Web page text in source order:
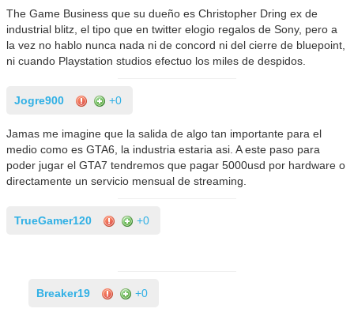
The Game Business que su dueño es Christopher Dring ex de
industrial blitz, el tipo que en twitter elogio regalos de Sony, pero a
la vez no hablo nunca nada ni de concord ni del cierre de bluepoint,
ni cuando Playstation studios efectuo los miles de despidos.
Jogre900 +0
Jamas me imagine que la salida de algo tan importante para el
medio como es GTA6, la industria estaria asi. A este paso para
poder jugar el GTA7 tendremos que pagar 5000usd por hardware o
directamente un servicio mensual de streaming.
TrueGamer120 +0
Breaker19 +0